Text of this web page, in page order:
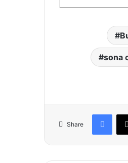
sona
Share